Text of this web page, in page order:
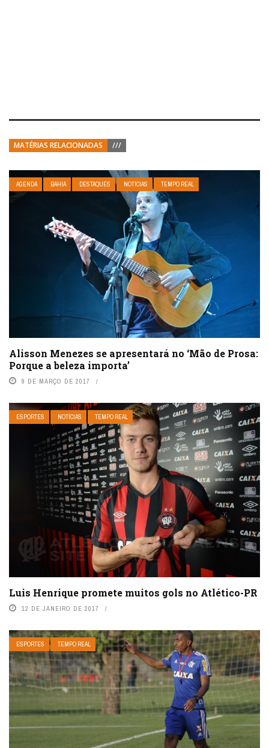
MATÉRIAS RELACIONADAS ///
AGENDA BAHIA DESTAQUES NOTÍCIAS TEMPO REAL
Alisson Menezes se apresentará no ‘Mão de Prosa:
Porque a beleza importa’
9 DE MARÇO DE 2017
ESPORTES NOTÍCIAS TEMPO REAL
Luis Henrique promete muitos gols no Atlético-PR
12 DE JANEIRO DE 2017
ESPORTES TEMPO REAL